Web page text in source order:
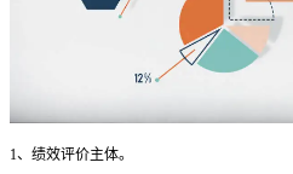
1、 绩效评价主体。